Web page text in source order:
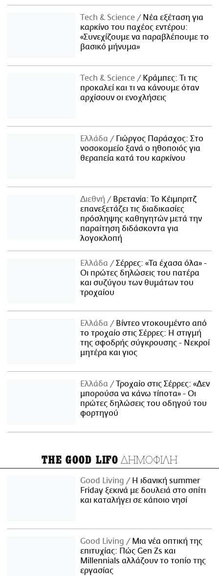
Τech & Science
Νέα εξέταση για
καρκίνο του παχέος εντέρου:
«Συνεχίζουμε να παραβλέπουμε το
βασικό μήνυμα»
Τech & Science
Κράμπες: Τι τις
προκαλεί και τι να κάνουμε όταν
αρχίσουν οι ενοχλήσεις
Ελλάδα
Γιώργος Παράσχος: Στο
νοσοκομείο ξανά ο ηθοποιός για
θεραπεία κατά του καρκίνου
Διεθνή
Βρετανία: Το Κέιμπριτζ
επανεξετάζει τις διαδικασίες
πρόσληψης καθηγητών μετά την
παραίτηση διδάσκοντα για
λογοκλοπή
Ελλάδα
Σέρρες: «Τα έχασα όλα» -
Οι πρώτες δηλώσεις του πατέρα
και συζύγου των θυμάτων του
τροχαίου
Ελλάδα
Βίντεο ντοκουμέντο από
το τροχαίο στις Σέρρες: Η στιγμή
της σφοδρής σύγκρουσης - Νεκροί
μητέρα και γιος
Ελλάδα
Τροχαίο στις Σέρρες: «Δεν
μπορούσα να κάνω τίποτα» - Οι
πρώτες δηλώσεις του οδηγού του
φορτηγού
THE GOOD LIFO ΔΗΜΟΦΙΛΗ
Good Living
Η ιδανική summer
Friday ξεκινά με δουλειά στο σπίτι
και καταλήγει σε κάποιο νησί
Good Living
Μια νέα οπτική της
επιτυχίας: Πώς Gen Zs και
Millennials αλλάζουν το τοπίο της
εργασίας